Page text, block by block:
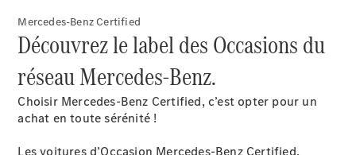
Tous les
SUVs
EQE
SUV
Mercedes-Benz Certified
Découvrez le label des Occasions du
réseau Mercedes-Benz.
Choisir Mercedes-Benz Certified, c’est opter pour un
achat en toute sérénité !
Les voitures d’Occasion Mercedes-Benz Certified,